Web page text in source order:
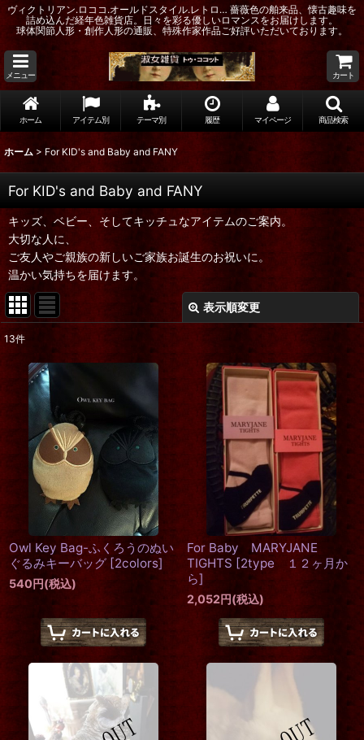
ヴィクトリアン.ロココ.オールドスタイル.レトロ… 薔薇色の舶来品、懐古趣味を
詰め込んだ経年色雑貨店。日々を彩る優しいロマンスをお届けします。
球体関節人形・創作人形の通販、特殊作家作品ご好評いただいております。
メニュー カート
ホーム アイテム別 テーマ別 履歴 マイページ 商品検索
ホーム > For KID's and Baby and FANY
For KID's and Baby and FANY
キッズ、ベビー、そしてキッチュなアイテムのご案内。
大切な人に、
ご友人やご親族の新しいご家族お誕生のお祝いに。
温かい気持ちを届けます。
表示順変更
:
在庫あり
並び順:
13件
Owl Key Bag-ふくろうのぬい
ぐるみキーバッグ [2colors]
540円(税込)
For Baby MARYJANE
TIGHTS [2type １２ヶ月か
ら]
2,052円(税込)